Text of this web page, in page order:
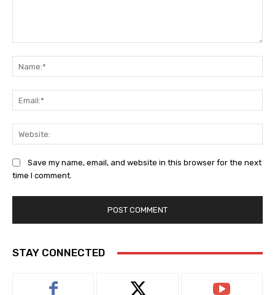
Save my name, email, and website in this browser for the next
time I comment.
STAY CONNECTED